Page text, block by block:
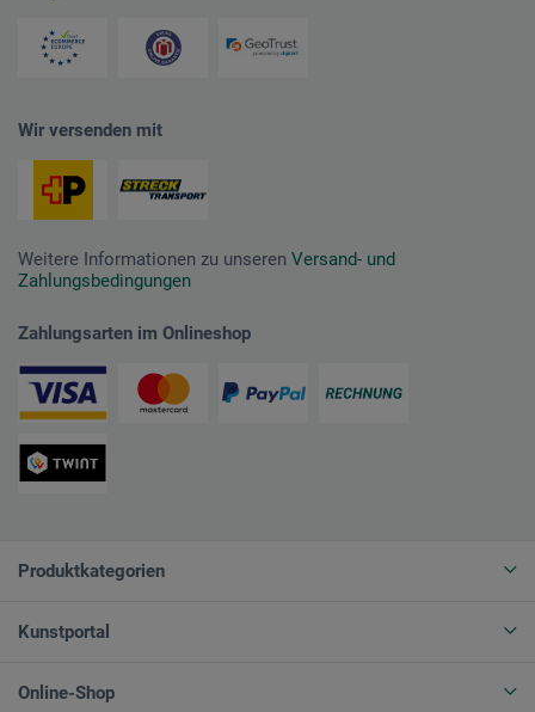
Wir versenden mit
Weitere Informationen zu unseren Versand- und
Zahlungsbedingungen
Zahlungsarten im Onlineshop
Produktkategorien
Kunstportal
Online-Shop